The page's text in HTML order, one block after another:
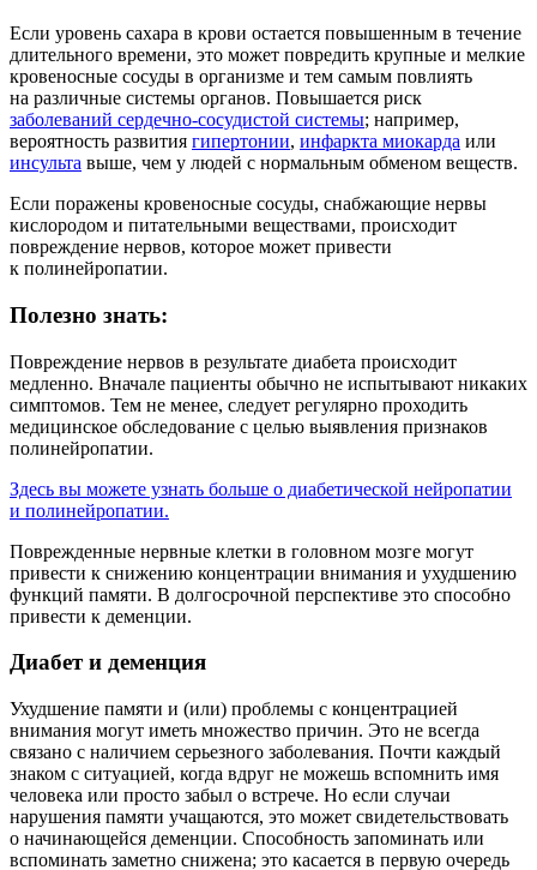
Если уровень сахара в крови остается повышенным в течение
длительного времени, это может повредить крупные и мелкие
кровеносные сосуды в организме и тем самым повлиять
на различные системы органов. Повышается риск
заболеваний сердечно-сосудистой системы; например,
вероятность развития гипертонии, инфаркта миокарда или
инсульта выше, чем у людей с нормальным обменом веществ.
Если поражены кровеносные сосуды, снабжающие нервы
кислородом и питательными веществами, происходит
повреждение нервов, которое может привести
к полинейропатии.
Полезно знать:
Повреждение нервов в результате диабета происходит
медленно. Вначале пациенты обычно не испытывают никаких
симптомов. Тем не менее, следует регулярно проходить
медицинское обследование с целью выявления признаков
полинейропатии.
Здесь вы можете узнать больше о диабетической нейропатии
и полинейропатии.
Поврежденные нервные клетки в головном мозге могут
привести к снижению концентрации внимания и ухудшению
функций памяти. В долгосрочной перспективе это способно
привести к деменции.
Диабет и деменция
Ухудшение памяти и (или) проблемы с концентрацией
внимания могут иметь множество причин. Это не всегда
связано с наличием серьезного заболевания. Почти каждый
знаком с ситуацией, когда вдруг не можешь вспомнить имя
человека или просто забыл о встрече. Но если случаи
нарушения памяти учащаются, это может свидетельствовать
о начинающейся деменции. Способность запоминать или
вспоминать заметно снижена; это касается в первую очередь